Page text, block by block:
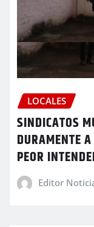
LOCALES
SINDICATOS
DURAMENTE
PEOR
Editor